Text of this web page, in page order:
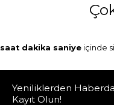
saat dakika saniye içinde
Yeniliklerden
Kayıt Olun!